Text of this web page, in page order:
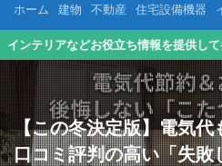
ホーム 建物 不動産 住宅設備機器
参ります。
【この冬決定版】電気代
口コミ評判の高い「失敗